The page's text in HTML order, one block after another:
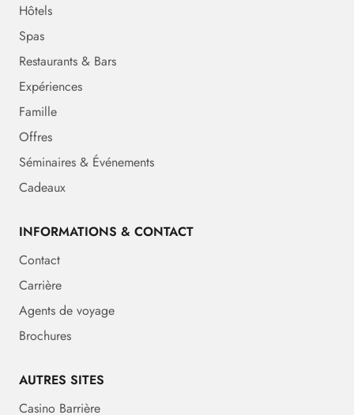
Hôtels
Spas
Restaurants & Bars
Expériences
Famille
Offres
Séminaires & Événements
Cadeaux
INFORMATIONS & CONTACT
Contact
Carrière
Agents de voyage
Brochures
AUTRES SITES
Casino Barrière